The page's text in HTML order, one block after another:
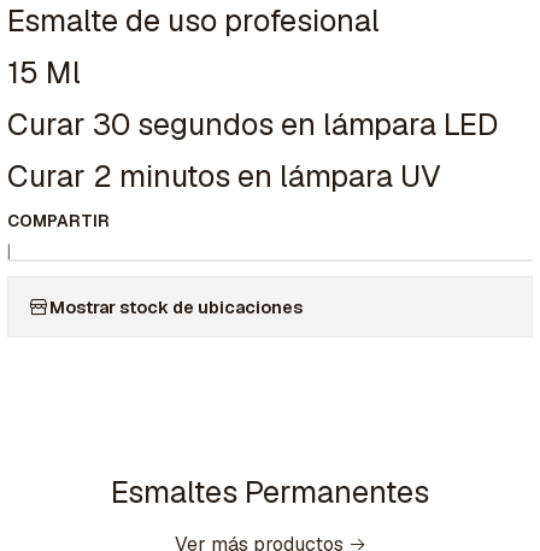
Esmalte de uso profesional
15 Ml
Curar 30 segundos en lámpara LED
Curar 2 minutos en lámpara UV
COMPARTIR
|
Mostrar stock de ubicaciones
Esmaltes Permanentes
Ver más productos